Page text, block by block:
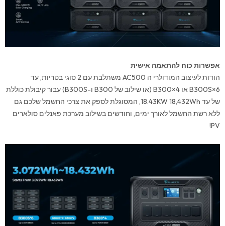
אפשרות כוח להתאמה אישית
הודות לעיצוב המודולרי ה AC500 משתלבת עם 2 סוגי בטריות, עד
6×B300S או 4×B300 (או שילוב של B300 ו-B300S) עבור קיבולת כוללת
של עד 18.43KW 18,432Wh, המסוגלת לספק את צרכי החשמל שלכם גם
ללא רשת החשמל לאורך ימים, וחודשים בשילוב מערכת פאנלים סולארים
PV!